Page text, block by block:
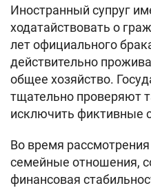
Иностранный супруг
ходатайствовать о
лет официального
действительно
общее хозяйство.
тщательно проверяют
исключить фиктивные
Во время
семейные отношения,
финансовая